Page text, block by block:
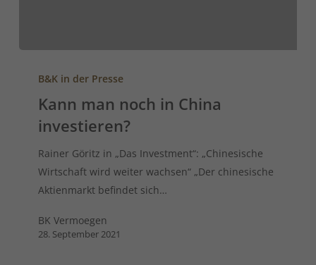
B&K in der Presse
Kann man noch in China
investieren?
Rainer Göritz in „Das Investment“: „Chinesische
Wirtschaft wird weiter wachsen“ „Der chinesische
Aktienmarkt befindet sich…
BK Vermoegen
28. September 2021